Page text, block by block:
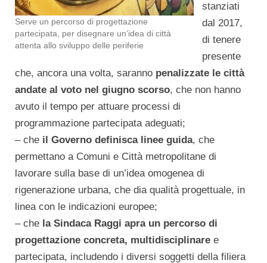
Serve un percorso di progettazione
partecipata, per disegnare un’idea di città
attenta allo sviluppo delle periferie
stanziati
dal 2017,
di tenere
presente
che, ancora una volta, saranno penalizzate le città
andate al voto nel giugno scorso, che non hanno
avuto il tempo per attuare processi di
programmazione partecipata adeguati;
– che il Governo definisca linee guida, che
permettano a Comuni e Città metropolitane di
lavorare sulla base di un’idea omogenea di
rigenerazione urbana, che dia qualità progettuale, in
linea con le indicazioni europee;
– che la Sindaca Raggi apra un percorso di
progettazione concreta, multidisciplinare e
partecipata, includendo i diversi soggetti della filiera